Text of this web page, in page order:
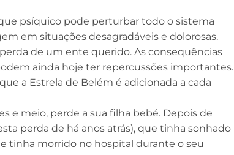
psíquico pode perturbar todo o sistema
em situações desagradáveis e dolorosas.
de um ente querido. As consequências
ainda hoje ter repercussões importantes.
a Estrela de Belém é adicionada a cada
e meio, perde a sua filha bebé. Depois de
perda de há anos atrás), que tinha sonhado
tinha morrido no hospital durante o seu